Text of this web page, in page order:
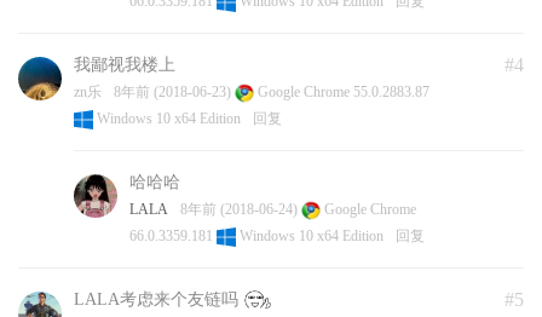
#4
我鄙视我楼上
zn乐 8年前 (2018-06-23)
Google Chrome 55.0.2883.87
Windows 10 x64 Edition
回复
哈哈哈
LALA 8年前 (2018-06-24)
Google Chrome
66.0.3359.181
Windows 10 x64 Edition 回复
#5
LALA考虑来个友链吗